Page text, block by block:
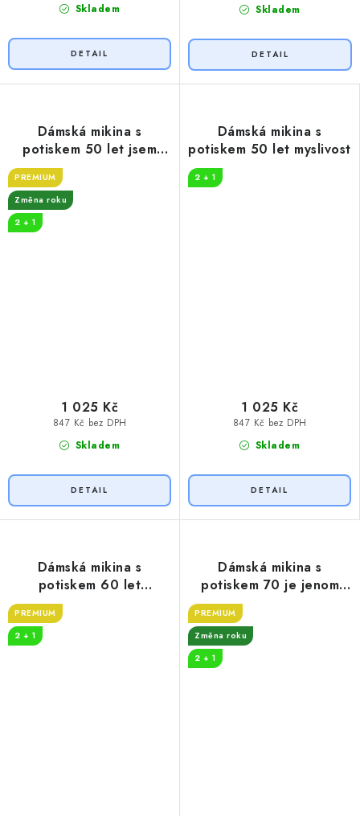
Skladem Skladem
Dámská mikina s
potiskem 50 let jsem
královna
PREMIUM
Změna roku
2 + 1
Skladem
847 Kč bez DPH
1 025 Kč
Dámská mikina s
potiskem 50 let myslivost
2 + 1
Skladem
847 Kč bez DPH
1 025 Kč
Dámská mikina s
potiskem 60 let
myslivost
PREMIUM
2 + 1
Dámská mikina s
potiskem 70 je jenom
PREMIUM
Změna roku
2 + 1